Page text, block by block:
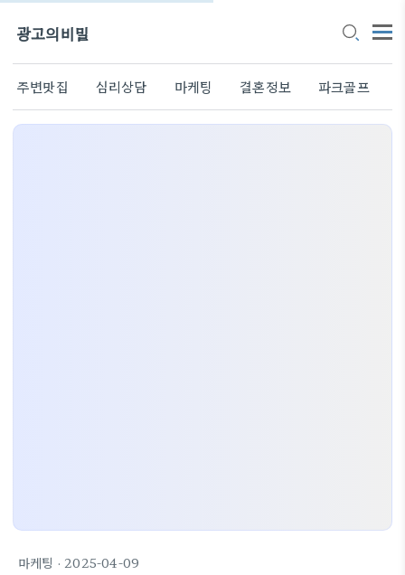
광고의비밀
주변맛집 심리상담 마케팅 결혼정보 파크골프
마케팅 · 2025-04-09